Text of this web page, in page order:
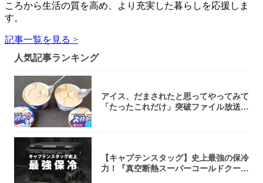
ころから生活の質を高め、より充実した暮らしを応援しま
す。
記事一覧を見る >
人気記事ランキング
アイス、だまされたと思ってやってみて
「たったこれだけ」突破ファイル放送で
【キャプテンスタッグ】史上最強の保冷
力！『真空断熱スーパーコールドクーラ